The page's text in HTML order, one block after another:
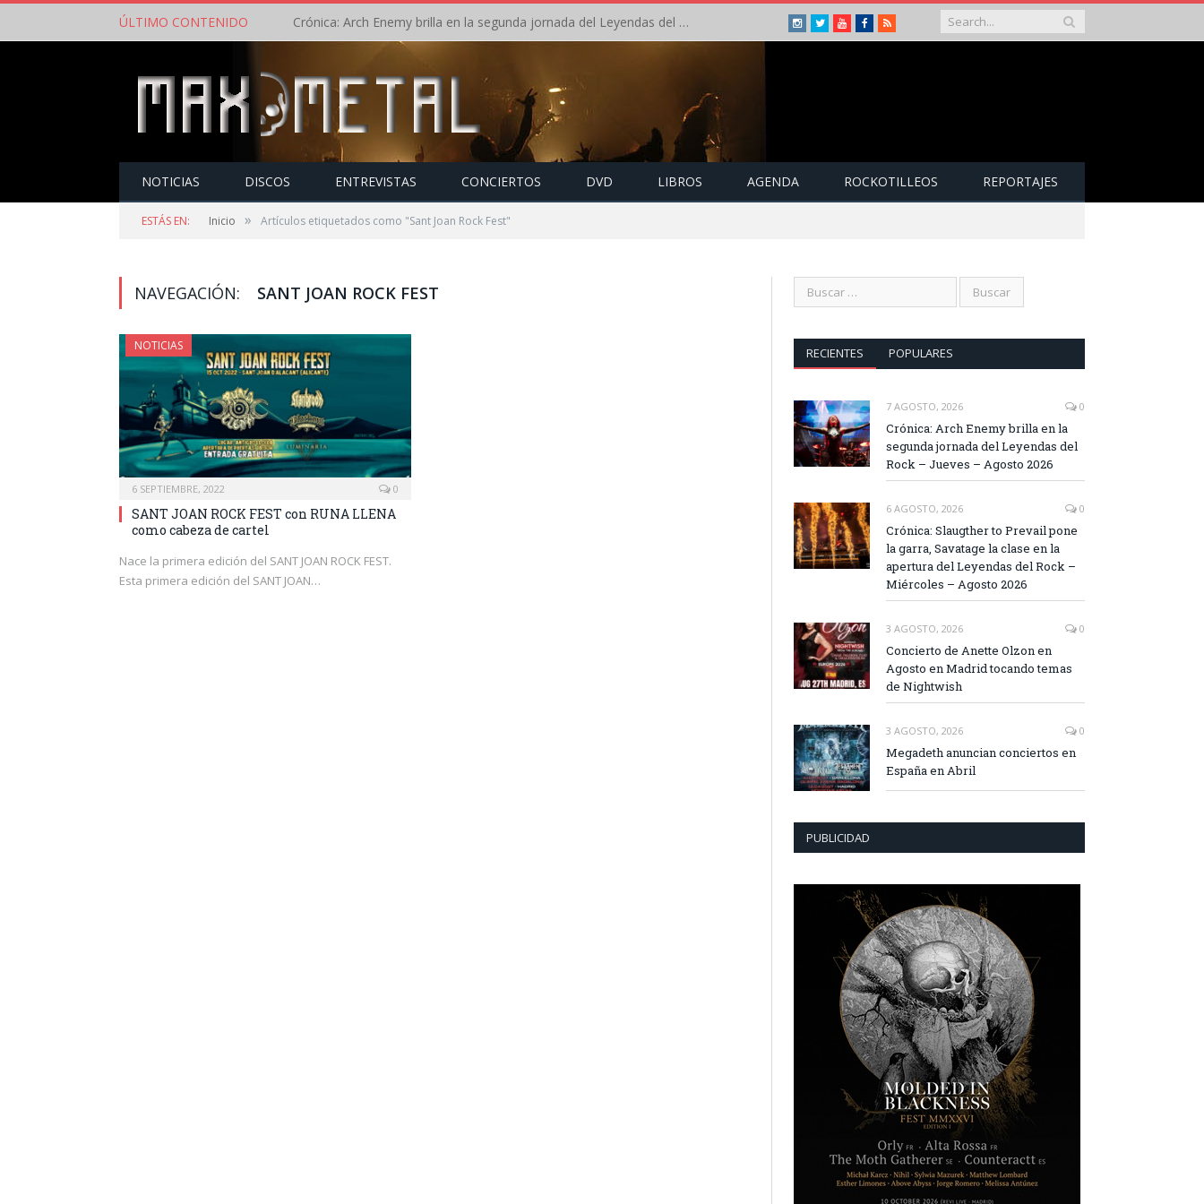
ÚLTIMO CONTENIDO Crónica: Arch Enemy brilla en la segunda jornada del Leyendas del Rock – Jueves – Agosto 2026 Instagram
TwitterYoutubeFacebook
RSS
NOTICIAS DISCOS ENTREVISTAS CONCIERTOS DVD LIBROS AGENDA ROCKOTILLEOS REPORTAJES
ESTÁS EN: Inicio » Artículos etiquetados como "Sant Joan Rock Fest"
NAVEGACIÓN: SANT JOAN ROCK FEST
NOTICIAS
6 SEPTIEMBRE, 2022 0
SANT JOAN ROCK FEST con RUNA LLENA
como cabeza de cartel
Nace la primera edición del SANT JOAN ROCK FEST.
Esta primera edición del SANT JOAN…
RECIENTES POPULARES
7 AGOSTO, 2026 0
Crónica: Arch Enemy brilla en la
segunda jornada del Leyendas del
Rock – Jueves – Agosto 2026
6 AGOSTO, 2026 0
Crónica: Slaugther to Prevail pone
la garra, Savatage la clase en la
apertura del Leyendas del Rock –
Miércoles – Agosto 2026
3 AGOSTO, 2026 0
Concierto de Anette Olzon en
Agosto en Madrid tocando temas
de Nightwish
3 AGOSTO, 2026 0
Megadeth anuncian conciertos en
España en Abril
PUBLICIDAD